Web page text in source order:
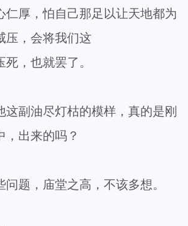
厚，怕自己那足以让天地都为
压，会将我们这
，也就罢了。
油尽灯枯的模样，真的是刚
，出来的吗？
，庙堂之高，不该多想。